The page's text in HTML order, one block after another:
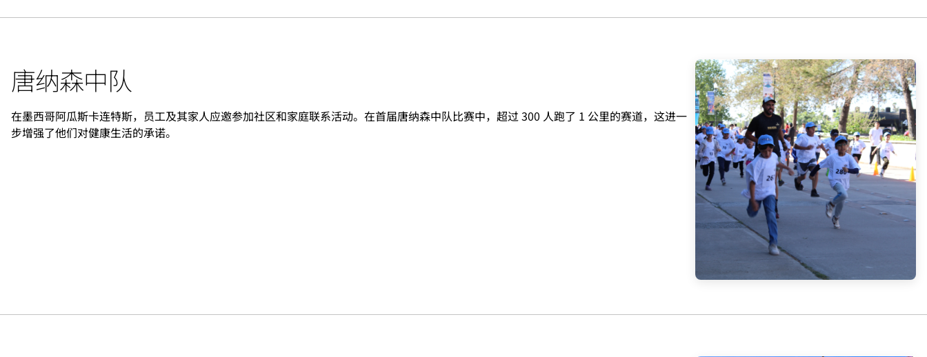
唐纳森中队
在墨西哥阿瓜斯卡连特斯，员工及其家人应邀参加社区和家庭联系活动。在首届唐纳森中队比赛中，超过 300 人跑了 1 公里的赛道，这进一
步增强了他们对健康生活的承诺。